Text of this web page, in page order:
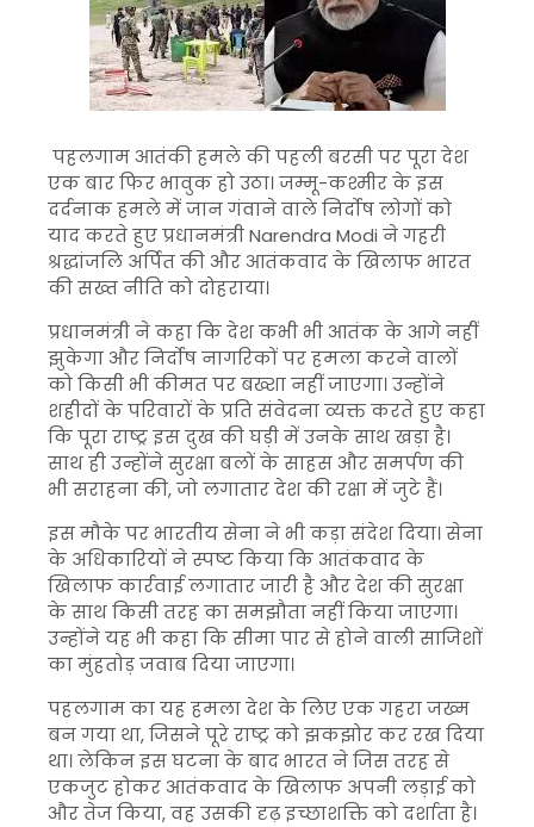
पहलगाम आतंकी हमले की पहली बरसी पर पूरा देश
एक बार फिर भावुक हो उठा। जम्मू-कश्मीर के इस
दर्दनाक हमले में जान गंवाने वाले निर्दोष लोगों को
याद करते हुए प्रधानमंत्रीNarendra Modi ने गहरी
श्रद्धांजलि अर्पित की और आतंकवाद के खिलाफ भारत
की सख्त नीति को दोहराया।
प्रधानमंत्री ने कहा कि देश कभी भी आतंक के आगे नहीं
झुकेगा और निर्दोष नागरिकों पर हमला करने वालों
को किसी भी कीमत पर बख्शा नहीं जाएगा। उन्होंने
शहीदों के परिवारों के प्रति संवेदना व्यक्त करते हुए कहा
कि पूरा राष्ट्र इस दुख की घड़ी में उनके साथ खड़ा है।
साथ ही उन्होंने सुरक्षा बलों के साहस और समर्पण की
भी सराहना की, जो लगातार देश की रक्षा में जुटे हैं।
इस मौके पर भारतीय सेना ने भी कड़ा संदेश दिया। सेना
के अधिकारियों ने स्पष्ट किया कि आतंकवाद के
खिलाफ कार्रवाई लगातार जारी है और देश की सुरक्षा
के साथ किसी तरह का समझौता नहीं किया जाएगा।
उन्होंने यह भी कहा कि सीमा पार से होने वाली साजिशों
का मुंहतोड़ जवाब दिया जाएगा।
पहलगाम का यह हमला देश के लिए एक गहरा जख्म
बन गया था, जिसने पूरे राष्ट्र को झकझोर कर रख दिया
था। लेकिन इस घटना के बाद भारत ने जिस तरह से
एकजुट होकर आतंकवाद के खिलाफ अपनी लड़ाई को
और तेज किया, वह उसकी दृढ़ इच्छाशक्ति को दर्शाता है।